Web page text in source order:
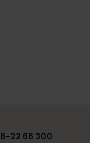
22 66 300